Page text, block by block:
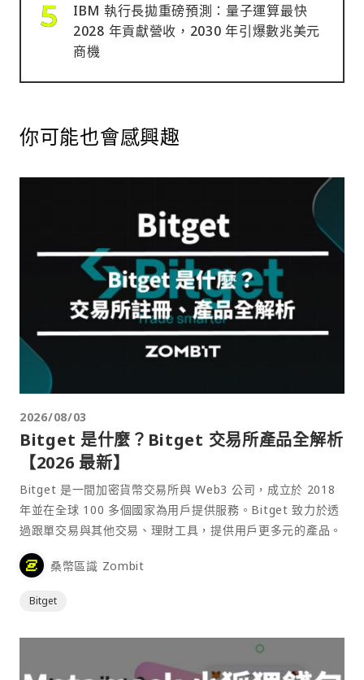
IBM 執行長拋重磅預測：量子運算最快
2028 年貢獻營收，2030 年引爆數兆美元
商機
你可能也會感興趣
2026/08/03
Bitget 是什麼？Bitget 交易所產品全解析
【2026 最新】
Bitget 是一間加密貨幣交易所與 Web3 公司，成立於 2018
年並在全球 100 多個國家為用戶提供服務。Bitget 致力於透
過跟單交易與其他交易、理財工具，提供用戶更多元的產品。
桑幣區識 Zombit
Bitget